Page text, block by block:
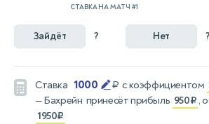
СТАВКА НА МАТЧ #1
Зайдёт ? Нет ?
Ставка 1000 ₽ с коэффициентом
— Бахрейн принесёт прибыль 950₽ ,
1950₽